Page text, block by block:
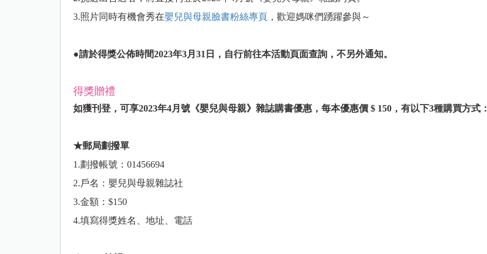
3.照片同時有機會秀在嬰兒與母親臉書粉絲專頁，歡迎媽咪們踴躍參與～
●請於得獎公佈時間2023年3月31日，自行前往本活動頁面查詢，不另外通知。
得獎贈禮
如獲刊登，可享2023年4月號《嬰兒與母親》雜誌購書優惠，每本優惠價 $ 150，有以下3種購買方式：
★郵局劃撥單
1.劃撥帳號：01456694
2.戶名：嬰兒與母親雜誌社
3.金額：$150
4.填寫得獎姓名、地址、電話